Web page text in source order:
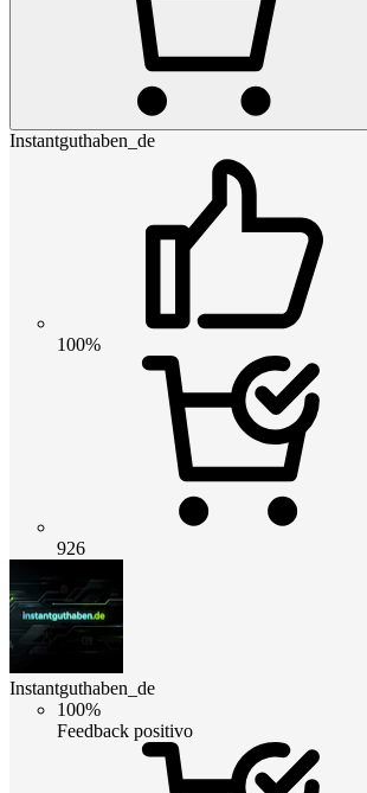
Instantguthaben_de
100%
926
Instantguthaben_de
100%
Feedback positivo